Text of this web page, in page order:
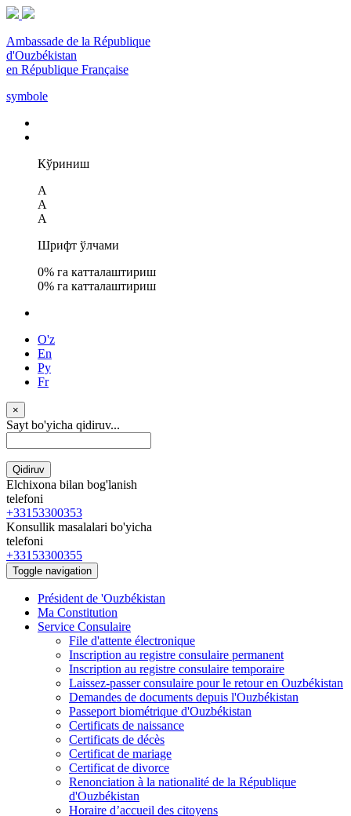
Ambassade de la République
d'Ouzbékistan
en République Française
symbole
Кўриниш
A
A
A
Шрифт ўлчами
0% га катталаштириш
0% га катталаштириш
O'z
En
Ру
Fr
×
Sayt bo'yicha qidiruv...
Qidiruv
Elchixona bilan bog'lanish
telefoni
+33153300353
Konsullik masalalari bo'yicha
telefoni
+33153300355
Toggle navigation
Président de 'Ouzbékistan
Ma Constitution
Service Consulaire
File d'attente électronique
Inscription au registre consulaire permanent
Inscription au registre consulaire temporaire
Laissez-passer consulaire pour le retour en Ouzbékistan
Demandes de documents depuis l'Ouzbékistan
Passeport biométrique d'Ouzbékistan
Certificats de naissance
Certificats de décès
Certificat de mariage
Certificat de divorce
Renonciation à la nationalité de la République
d'Ouzbékistan
Horaire d’accueil des citoyens